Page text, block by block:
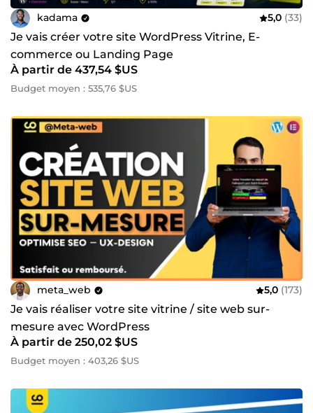
kadama 5,0 (33)
Je vais créer votre site WordPress Vitrine, E-
commerce ou Landing Page
À partir de 437,54 $US
Budget moyen : 535,76 $US
meta_web 5,0 (173)
Je vais réaliser votre site vitrine / site web sur-
mesure avec WordPress
À partir de 250,02 $US
Budget moyen : 403,26 $US